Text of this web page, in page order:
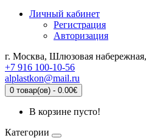
Личный кабинет
Регистрация
Авторизация
г. Москва, Шлюзовая
+7 916 100-10-56
alplastkon@mail.ru
0 товар(ов) - 0.00€
В корзине пусто!
Категории